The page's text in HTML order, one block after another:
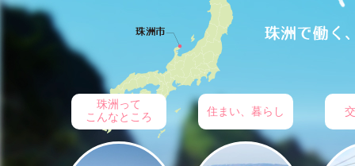
珠洲って
こんなところ
住まい、暮らし